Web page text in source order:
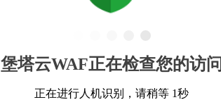
堡塔云WAF正在检查您的访问
正在进行人机识别，请稍等 1秒